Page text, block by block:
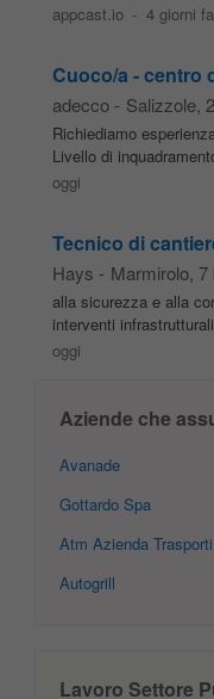
appcast.io - 4 giorni fa
Cuoco/a - centro
adecco - Salizzole,
Richiediamo
Livello di
oggi
Tecnico di
Hays - Marmirolo, 7
alla sicurezza e alla
interventi
oggi
Aziende che
Avanade
Gottardo Spa
Atm Azienda
Autogrill
Lavoro Settore